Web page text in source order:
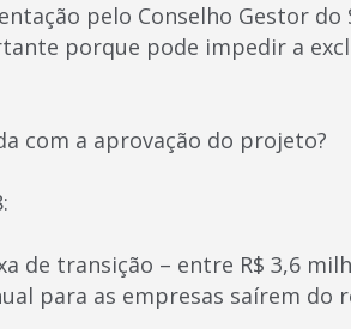
pelo Conselho Gestor do
porque pode impedir a
com a aprovação do projeto?
de transição – entre R$ 3,6
para as empresas saírem do